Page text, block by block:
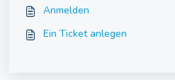
Anmelden
Ein Ticket anlegen